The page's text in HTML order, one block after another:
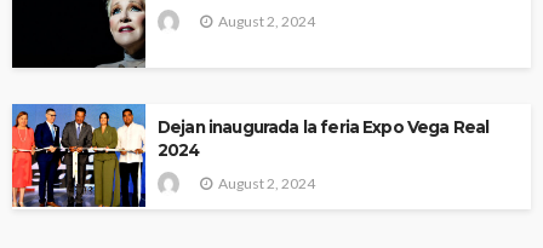
August 2, 2024
Dejan inaugurada la feria Expo Vega Real
2024
August 2, 2024